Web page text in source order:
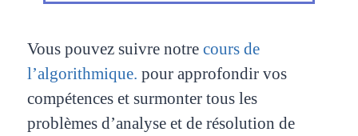
Vous pouvez suivre notre cours de
l’algorithmique. pour approfondir vos
compétences et surmonter tous les
problèmes d’analyse et de résolution de